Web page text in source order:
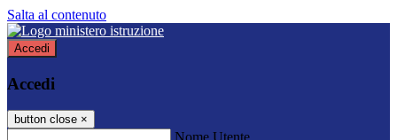
Salta al contenuto
Accedi
Accedi
button close ×